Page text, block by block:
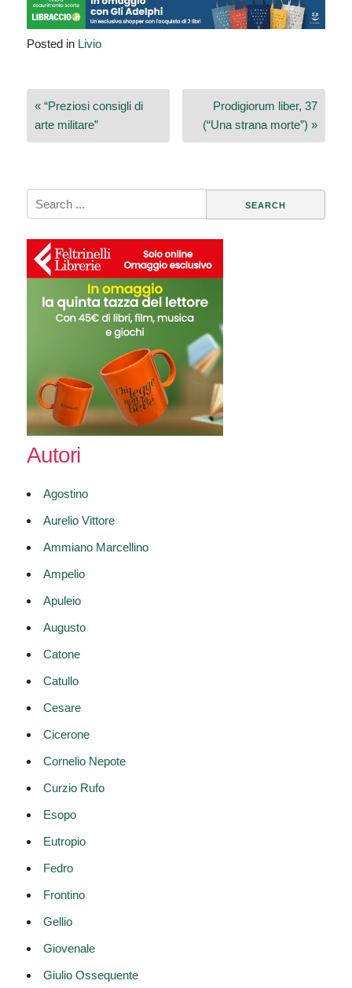
Posted in Livio
Navigazione
articoli
« “Preziosi consigli di
arte militare”
Prodigiorum liber, 37
(“Una strana morte”) »
Search
for:
Autori
Agostino
Aurelio Vittore
Ammiano Marcellino
Ampelio
Apuleio
Augusto
Catone
Catullo
Cesare
Cicerone
Cornelio Nepote
Curzio Rufo
Esopo
Eutropio
Fedro
Frontino
Gellio
Giovenale
Giulio Ossequente